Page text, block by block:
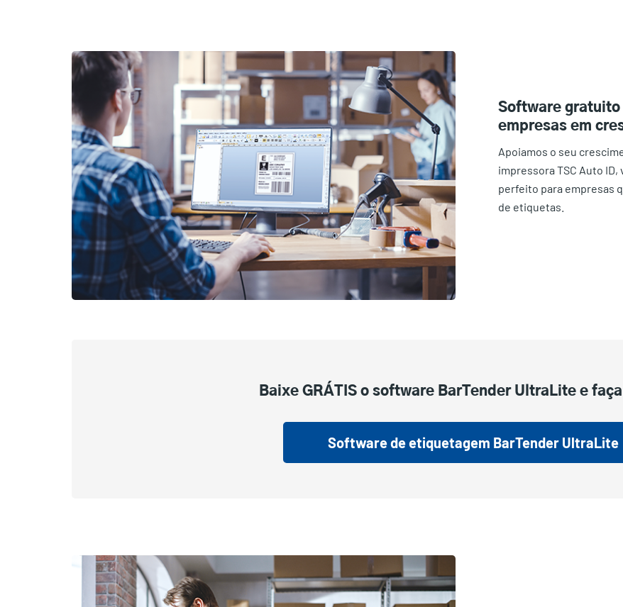
Software
empresas em
Apoiamos o seu
impressora TSC Auto
perfeito para empresas
de etiquetas.
Baixe GRÁTIS o software BarTender UltraLite e
Software de etiquetagem BarTender UltraLite